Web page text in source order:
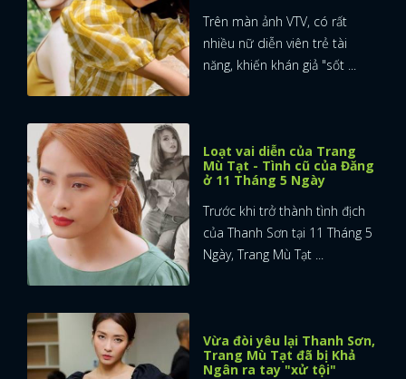
Trên màn ảnh VTV, có rất
nhiều nữ diễn viên trẻ tài
năng, khiến khán giả "sốt ...
Loạt vai diễn của Trang
Mù Tạt - Tình cũ của Đăng
ở 11 Tháng 5 Ngày
Trước khi trở thành tình địch
của Thanh Sơn tại 11 Tháng 5
Ngày, Trang Mù Tạt ...
Vừa đòi yêu lại Thanh Sơn,
Trang Mù Tạt đã bị Khả
Ngân ra tay "xử tội"